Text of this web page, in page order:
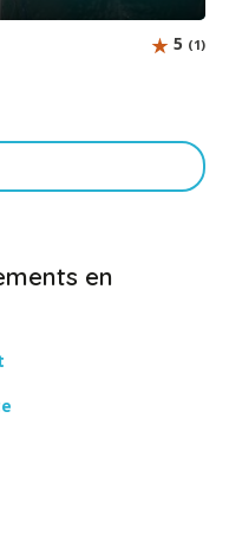
5 (1)
en